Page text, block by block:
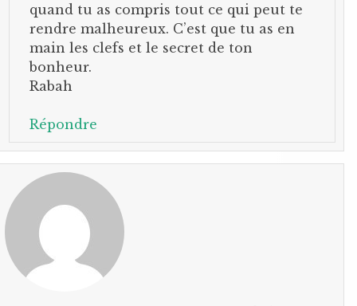
quand tu as compris tout ce qui peut te
rendre malheureux. C’est que tu as en
main les clefs et le secret de ton
bonheur.
Rabah
Répondre